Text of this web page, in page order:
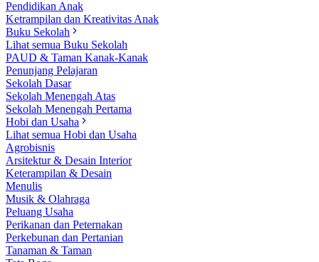
Pendidikan Anak
Ketrampilan dan Kreativitas Anak
Buku Sekolah
Lihat semua Buku Sekolah
PAUD & Taman Kanak-Kanak
Penunjang Pelajaran
Sekolah Dasar
Sekolah Menengah Atas
Sekolah Menengah Pertama
Hobi dan Usaha
Lihat semua Hobi dan Usaha
Agrobisnis
Arsitektur & Desain Interior
Keterampilan & Desain
Menulis
Musik & Olahraga
Peluang Usaha
Perikanan dan Peternakan
Perkebunan dan Pertanian
Tanaman & Taman